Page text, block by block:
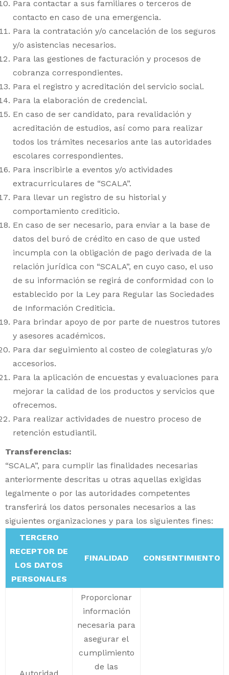
Para contactar a sus familiares o terceros de
contacto en caso de una emergencia.
Para la contratación y/o cancelación de los seguros
y/o asistencias necesarios.
Para las gestiones de facturación y procesos de
cobranza correspondientes.
Para el registro y acreditación del servicio social.
Para la elaboración de credencial.
En caso de ser candidato, para revalidación y
acreditación de estudios, así como para realizar
todos los trámites necesarios ante las autoridades
escolares correspondientes.
Para inscribirle a eventos y/o actividades
extracurriculares de “SCALA”.
Para llevar un registro de su historial y
comportamiento crediticio.
En caso de ser necesario, para enviar a la base de
datos del buró de crédito en caso de que usted
incumpla con la obligación de pago derivada de la
relación jurídica con “SCALA”, en cuyo caso, el uso
de su información se regirá de conformidad con lo
establecido por la Ley para Regular las Sociedades
de Información Crediticia.
Para brindar apoyo de por parte de nuestros tutores
y asesores académicos.
Para dar seguimiento al costeo de colegiaturas y/o
accesorios.
Para la aplicación de encuestas y evaluaciones para
mejorar la calidad de los productos y servicios que
ofrecemos.
Para realizar actividades de nuestro proceso de
retención estudiantil.
Transferencias:
“SCALA”, para cumplir las finalidades necesarias
anteriormente descritas u otras aquellas exigidas
legalmente o por las autoridades competentes
transferirá los datos personales necesarios a las
siguientes organizaciones y para los siguientes fines:
TERCERO
RECEPTOR DE
LOS DATOS
PERSONALES
FINALIDAD CONSENTIMIENTO
Proporcionar
información
necesaria para
asegurar el
cumplimiento
de las